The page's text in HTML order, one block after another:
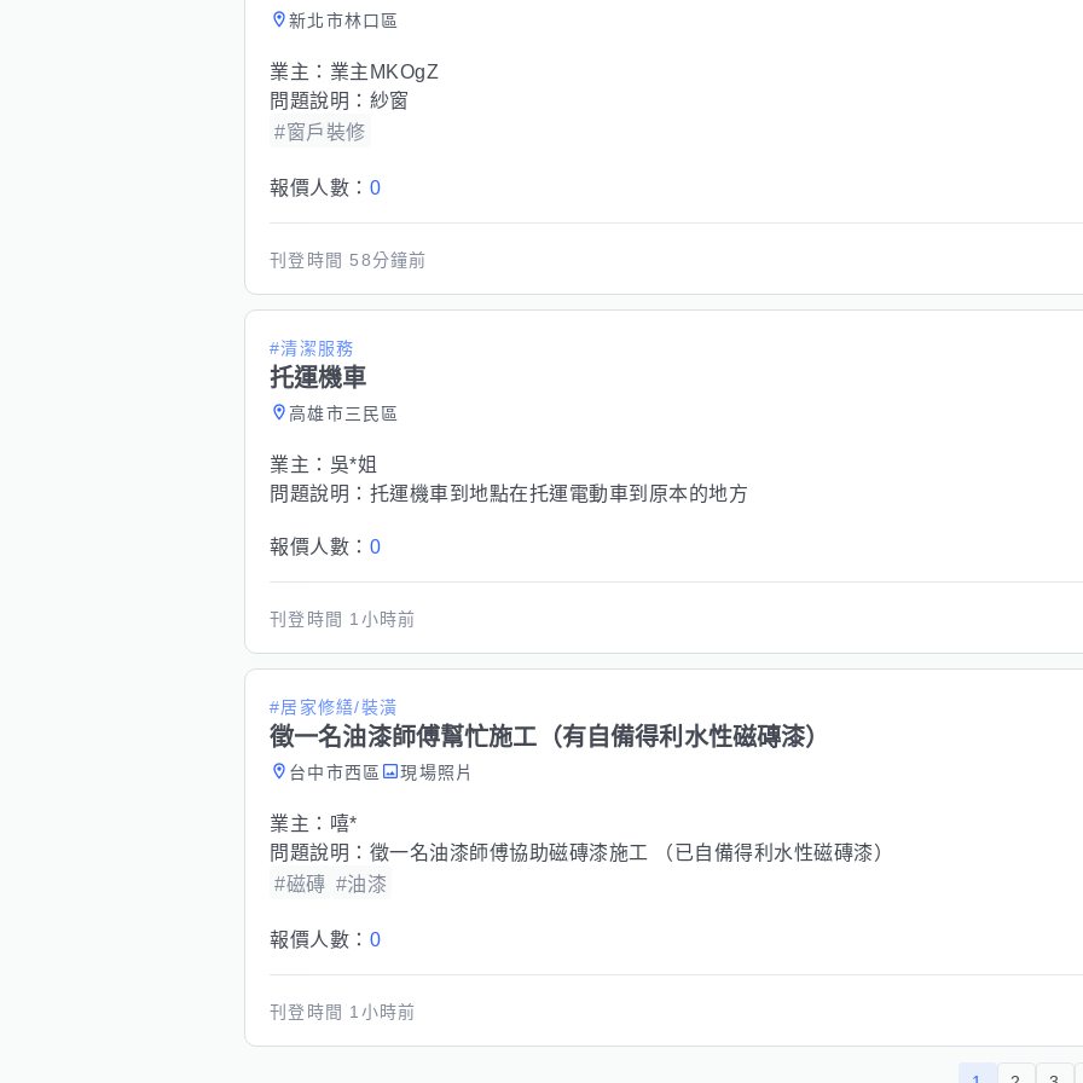
新北市林口區
業主： 業主MKOgZ
問題說明： 紗窗
#窗戶裝修
報價人數： 0
刊登時間 58分鐘前
#清潔服務
托運機車
高雄市三民區
業主： 吳*姐
問題說明： 托運機車到地點在托運電動車到原本的地方
報價人數： 0
刊登時間 1小時前
#居家修繕/裝潢
徵一名油漆師傅幫忙施工（有自備得利水性磁磚漆）
台中市西區 現場照片
業主： 嘻*
問題說明： 徵一名油漆師傅協助磁磚漆施工 （已自備得利水性磁磚漆）
#磁磚 #油漆
報價人數： 0
刊登時間 1小時前